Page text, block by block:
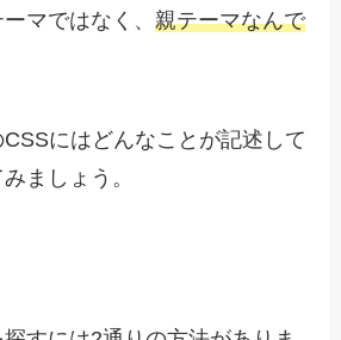
マではなく、親テーマなんで
にはどんなことが記述して
ましょう。